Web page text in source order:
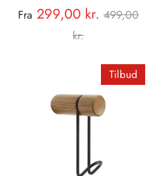
Fra 299,00 kr. Normal
499,00
kr.
Tilbud